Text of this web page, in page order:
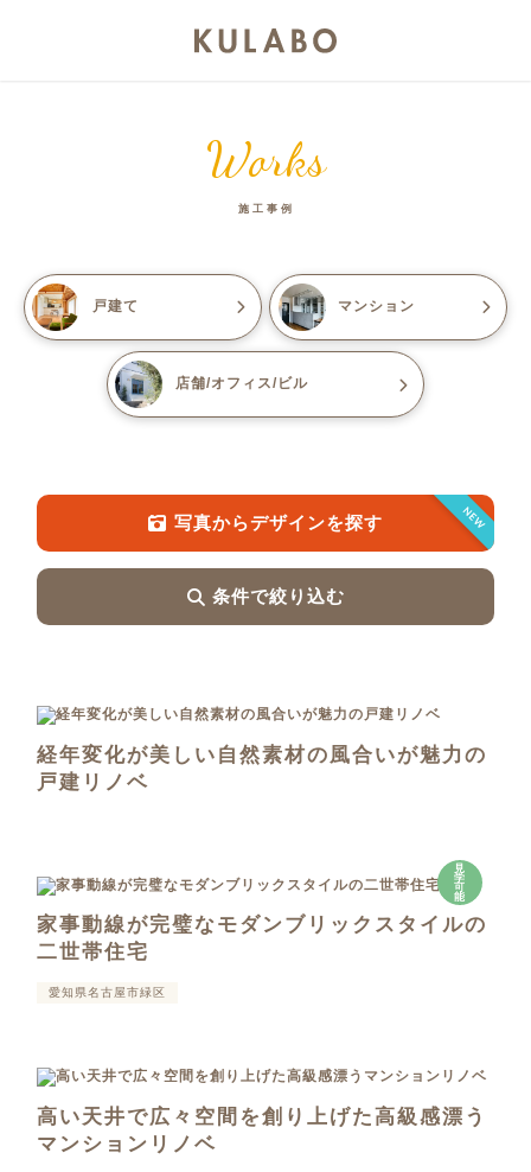
Works
施工事例
戸建て マンション
店舗/オフィス/ビル
NEW
写真からデザインを探す
条件で絞り込む
経年変化が美しい自然素材の風合いが魅力の
戸建リノベ
見
学
可
能
家事動線が完璧なモダンブリックスタイルの
二世帯住宅
愛知県名古屋市緑区
高い天井で広々空間を創り上げた高級感漂う
マンションリノベ